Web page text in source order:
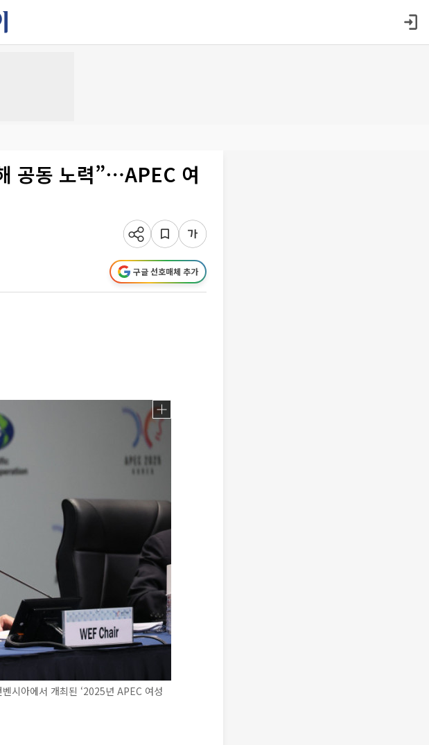
공동 노력”⋯APEC 여
구글 선호매체 추가
시아에서 개최된 ‘2025년 APEC 여성